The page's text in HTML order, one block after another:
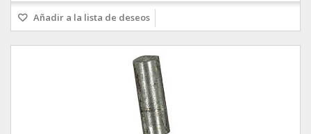
Añadir a la lista de deseos